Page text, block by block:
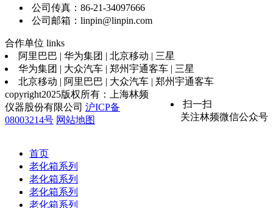
公司传真：86-21-34097666
公司邮箱：linpin@linpin.com
合作单位 links
阿里巴巴 | 华为集团 | 北京移动 | 三星
华为集团 | 大众汽车 | 郑州宇通客车 | 三星
北京移动 | 阿里巴巴 | 大众汽车 | 郑州宇通客车
扫一扫
关注林频微信公众号
copyright2025版权所有：上海林频
仪器股份有限公司 沪ICP备
08003214号 网站地图
首页
老化箱系列
老化箱系列
老化箱系列
老化箱系列